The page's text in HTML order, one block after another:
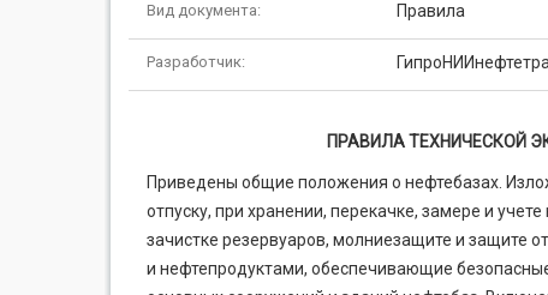
Вид документа: Правила
Разработчик:
ПРАВИЛА ТЕХНИЧЕСКОЙ
Приведены общие положения о нефтебазах.
отпуску, при хранении, перекачке, замере и
зачистке резервуа­ров, молниезащите и защите
и нефтепродуктами, обеспечивающие